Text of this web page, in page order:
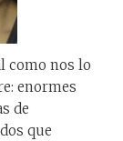
como nos lo
enormes
de
que